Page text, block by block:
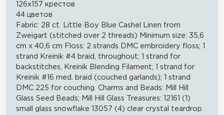
126x157 крестов
44 цветов
Fabric: 28 ct. Little Boy Blue Cashel Linen from
Zweigart (stitched over 2 threads) Minimum size: 35,6
cm x 40,6 cm Floss: 2 strands DMC embroidery floss; 1
strand Kreinik #4 braid, throughout; 1 strand for
backstitches, Kreinik Blending Filament; 1 strand for
Kreinik #16 med. braid (couched garlands); 1 strand
DMC 225 for couching. Charms and Beads: Mill Hill
Glass Seed Beads; Mill Hill Glass Treasures: 12161 (1)
small glass snowflake 13057 (4) clear crystal teardrop